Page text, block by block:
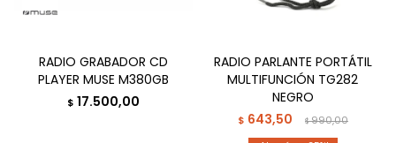
RADIO GRABADOR CD
PLAYER MUSE M380GB
$ 17.500,00
RADIO PARLANTE PORTÁTIL
MULTIFUNCIÓN TG282
NEGRO
$ 643,50 $990,00